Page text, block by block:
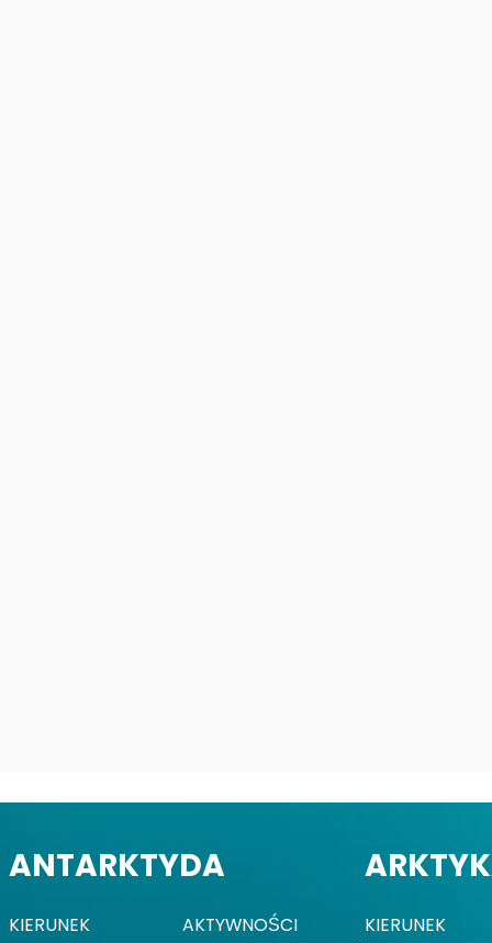
ANTARKTYDA
KIERUNEK AKTYWNOŚCI KIERUNEK